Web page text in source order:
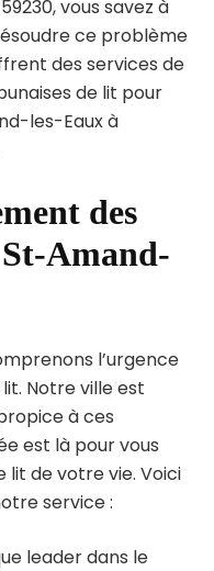
vous savez à
ce problème
des services de
de lit pour
les-Eaux à
des
Amand-
l’urgence
Notre ville est
à ces
est là pour vous
lit de votre vie. Voici
service :
leader dans le